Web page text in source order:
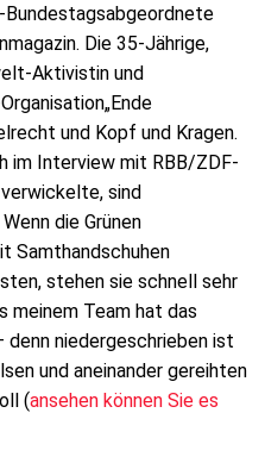
Die 35-Jährige,
Aktivistin und
und Kopf und Kragen.
im Interview mit RBB/ZDF-
sind
die Grünen
Samthandschuhen
stehen sie schnell sehr
meinem Team hat das
niedergeschrieben ist
und aneinander gereihten
(ansehen können Sie es